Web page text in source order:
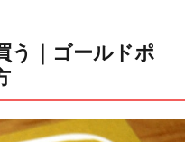
う｜ゴールドポ